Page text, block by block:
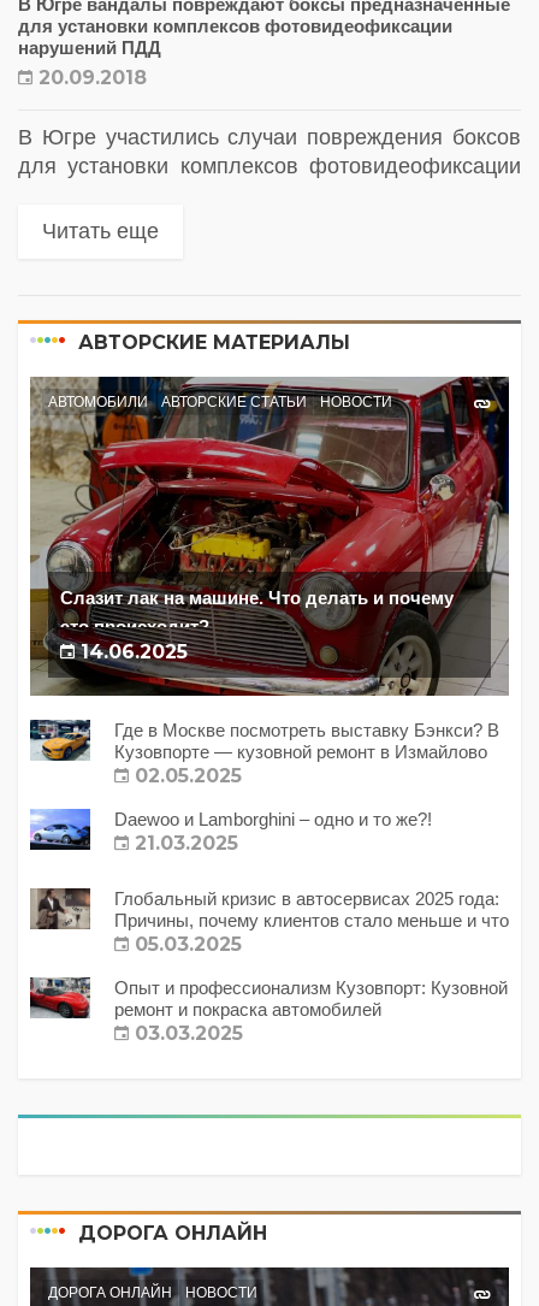
В Югре вандалы повреждают боксы предназначенные
для установки комплексов фотовидеофиксации
нарушений ПДД
20.09.2018
В Югре участились случаи повреждения боксов
для установки комплексов фотовидеофиксации
разбивают стекла, поджигают и наносят
Читать еще
АВТОРСКИЕ МАТЕРИАЛЫ
АВТОМОБИЛИ АВТОРСКИЕ СТАТЬИ НОВОСТИ
Слазит лак на машине. Что делать и почему
это происходит?
14.06.2025
Где в Москве посмотреть выставку Бэнкси? В
Кузовпорте — кузовной ремонт в Измайлово
02.05.2025
Daewoo и Lamborghini – одно и то же?!
21.03.2025
Глобальный кризис в автосервисах 2025 года:
Причины, почему клиентов стало меньше и что
с этим делать?
05.03.2025
Опыт и профессионализм Кузовпорт: Кузовной
ремонт и покраска автомобилей
03.03.2025
ДОРОГА ОНЛАЙН
ДОРОГА ОНЛАЙН НОВОСТИ